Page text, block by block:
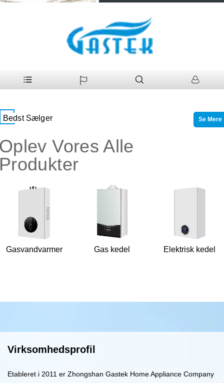
Bedst Sælger
Vores Alle
Se Mere
Gasvandvarmer Gas kedel Elektrisk kedel
Virksomhedsprofil
Etableret i 2011 er Zhongshan Gastek Home Appliance Company